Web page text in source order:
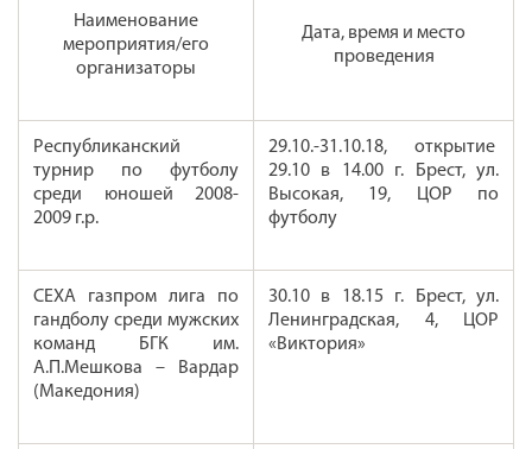
Наименование
мероприятия/его
организаторы
Дата, время и место
проведения
Республиканский
турнир по футболу
среди юношей 2008-
2009 г.р.
29.10.-31.10.18, открытие
29.10 в 14.00 г. Брест, ул.
Высокая, 19, ЦОР по
футболу
СЕХА газпром лига по
гандболу среди мужских
команд БГК им.
А.П.Мешкова – Вардар
(Македония)
30.10 в 18.15 г. Брест, ул.
Ленинградская, 4, ЦОР
«Виктория»